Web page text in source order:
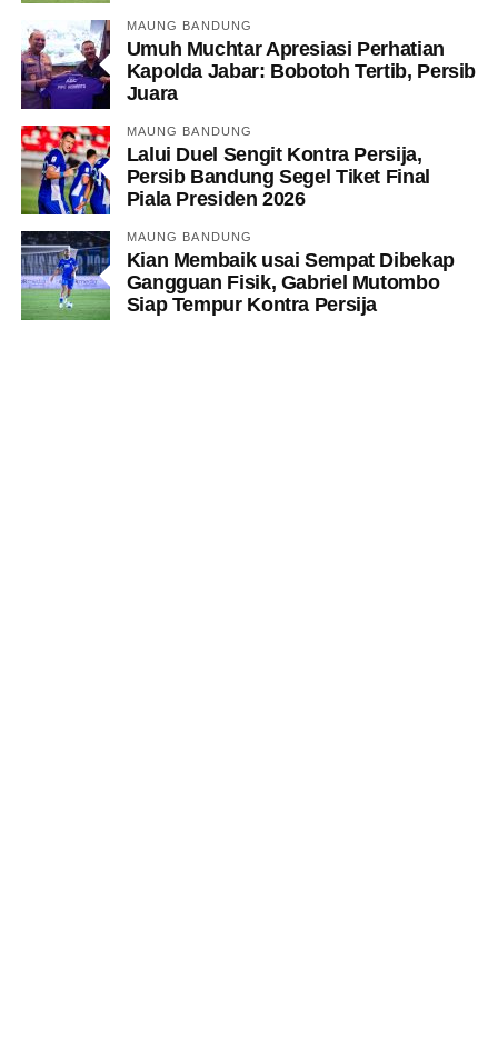
MAUNG BANDUNG
Umuh Muchtar Apresiasi Perhatian
Kapolda Jabar: Bobotoh Tertib, Persib
Juara
MAUNG BANDUNG
Lalui Duel Sengit Kontra Persija,
Persib Bandung Segel Tiket Final
Piala Presiden 2026
MAUNG BANDUNG
Kian Membaik usai Sempat Dibekap
Gangguan Fisik, Gabriel Mutombo
Siap Tempur Kontra Persija